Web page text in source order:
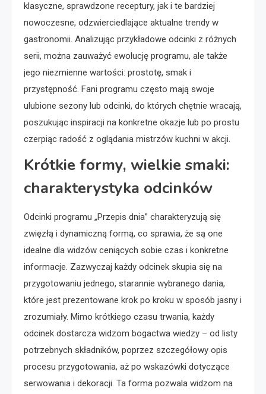
klasyczne, sprawdzone receptury, jak i te bardziej
nowoczesne, odzwierciedlające aktualne trendy w
gastronomii. Analizując przykładowe odcinki z różnych
serii, można zauważyć ewolucję programu, ale także
jego niezmienne wartości: prostotę, smak i
przystępność. Fani programu często mają swoje
ulubione sezony lub odcinki, do których chętnie wracają,
poszukując inspiracji na konkretne okazje lub po prostu
czerpiąc radość z oglądania mistrzów kuchni w akcji.
Krótkie formy, wielkie smaki:
charakterystyka odcinków
Odcinki programu „Przepis dnia” charakteryzują się
zwięzłą i dynamiczną formą, co sprawia, że są one
idealne dla widzów ceniących sobie czas i konkretne
informacje. Zazwyczaj każdy odcinek skupia się na
przygotowaniu jednego, starannie wybranego dania,
które jest prezentowane krok po kroku w sposób jasny i
zrozumiały. Mimo krótkiego czasu trwania, każdy
odcinek dostarcza widzom bogactwa wiedzy – od listy
potrzebnych składników, poprzez szczegółowy opis
procesu przygotowania, aż po wskazówki dotyczące
serwowania i dekoracji. Ta forma pozwala widzom na